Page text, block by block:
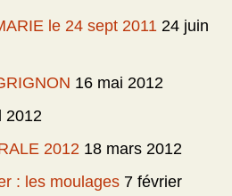
le 24 sept 2011 24 juin
16 mai 2012
2012
2012 18 mars 2012
: les moulages 7 février